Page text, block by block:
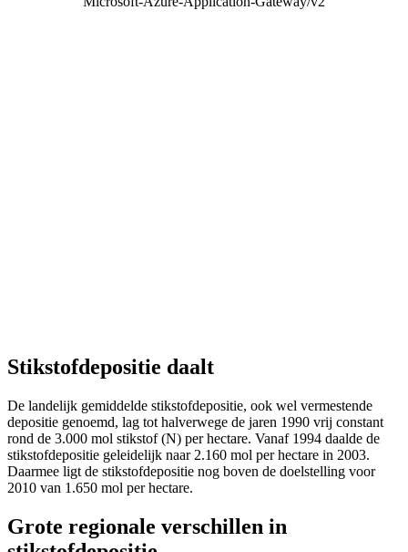
Stikstofdepositie daalt
De landelijk gemiddelde stikstofdepositie, ook wel vermestende
depositie genoemd, lag tot halverwege de jaren 1990 vrij constant
rond de 3.000 mol stikstof (N) per hectare. Vanaf 1994 daalde de
stikstofdepositie geleidelijk naar 2.160 mol per hectare in 2003.
Daarmee ligt de stikstofdepositie nog boven de doelstelling voor
2010 van 1.650 mol per hectare.
Grote regionale verschillen in